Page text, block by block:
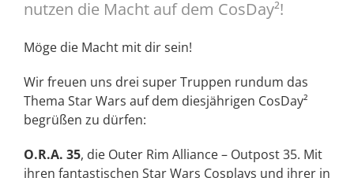
nutzen die Macht auf dem CosDay²!
Möge die Macht mit dir sein!
Wir freuen uns drei super Truppen rundum das
Thema Star Wars auf dem diesjährigen CosDay²
begrüßen zu dürfen:
O.R.A. 35, die Outer Rim Alliance – Outpost 35. Mit
ihren fantastischen Star Wars Cosplays und ihrer in